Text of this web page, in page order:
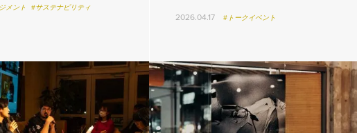
メント
#サステナビリティ
2026.04.17 #トークイベント